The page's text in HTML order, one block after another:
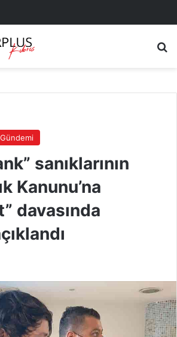
sanıklarının
Kanunu’na
davasında